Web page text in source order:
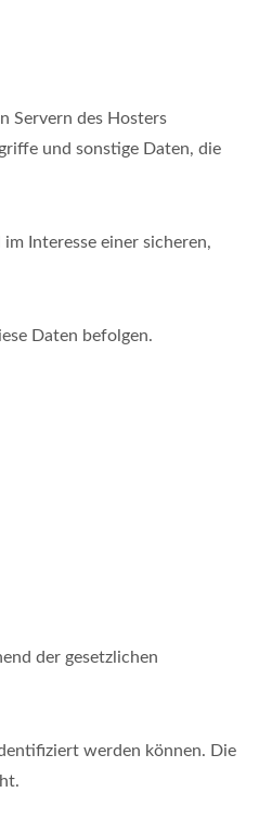
Servern des Hosters
und sonstige Daten, die
Interesse einer sicheren,
Daten befolgen.
der gesetzlichen
werden können. Die